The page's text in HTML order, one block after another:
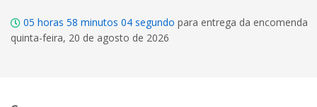
05 horas 58 minutos 03 segundo para entrega da encomenda
quinta-feira, 20 de agosto de 2026